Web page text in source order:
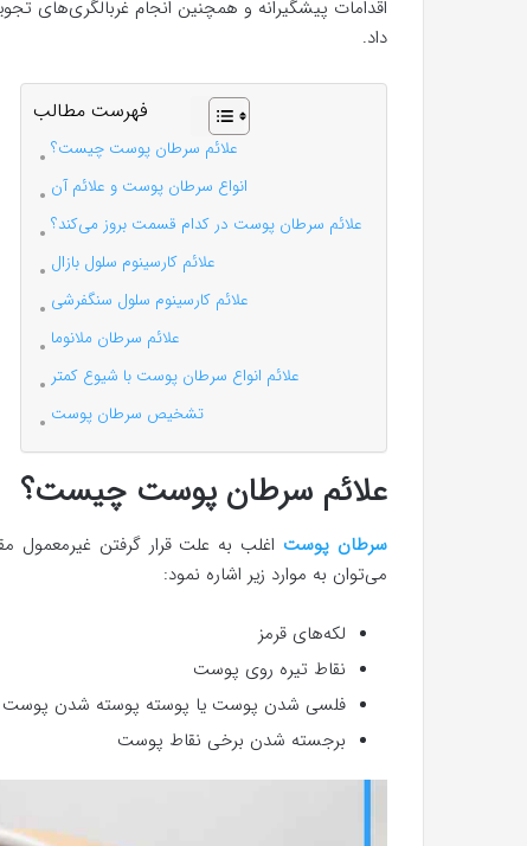
اقدامات پیشگیرانه و همچنین انجام غربالگری‌های
داد.
فهرست مطالب
علائم سرطان پوست چیست؟
انواع سرطان پوست و علائم آن
علائم سرطان پوست در کدام قسمت بروز می‌کند؟
علائم کارسینوم سلول بازال
علائم کارسینوم سلول‌ سنگفرشی
علائم سرطان ملانوما
علائم انواع سرطان‌ پوست با شیوع کمتر
تشخیص سرطان پوست
علائم سرطان پوست چیست؟
سرطان پوست اغلب به علت قرار گرفتن غیرمعمول
می‌توان به موارد زیر اشاره نمود:
لکه‌های قرمز
نقاط تیره روی پوست
فلسی شدن پوست یا پوسته پوسته شدن پوست
برجسته شدن برخی نقاط پوست